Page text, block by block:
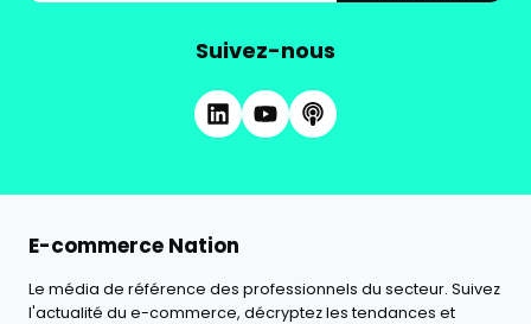
Suivez-nous
E-commerce Nation
Le média de référence des professionnels du secteur. Suivez
l'actualité du e-commerce, décryptez les tendances et